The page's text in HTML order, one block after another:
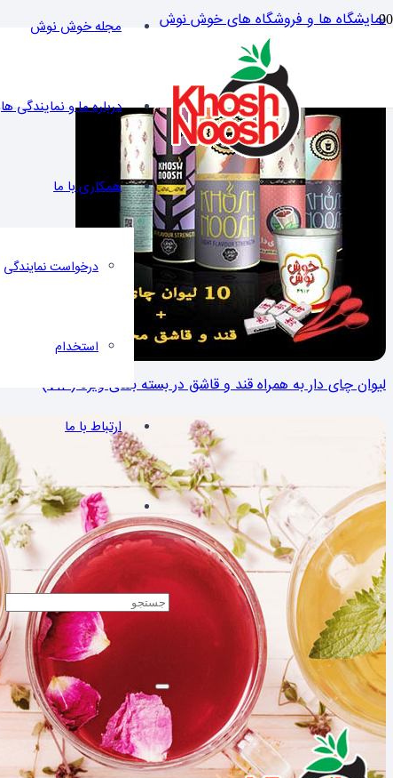
مجله خوش نوش
درباره ما و نمایندگی ها
همکاری با ما
درخواست نمایندگی
استخدام
ارتباط با ما
نمایشگاه ها و فروشگاه های خوش نوش
لیوان چای دار به همراه قند و قاشق در بسته بندی ویژه (VIP)